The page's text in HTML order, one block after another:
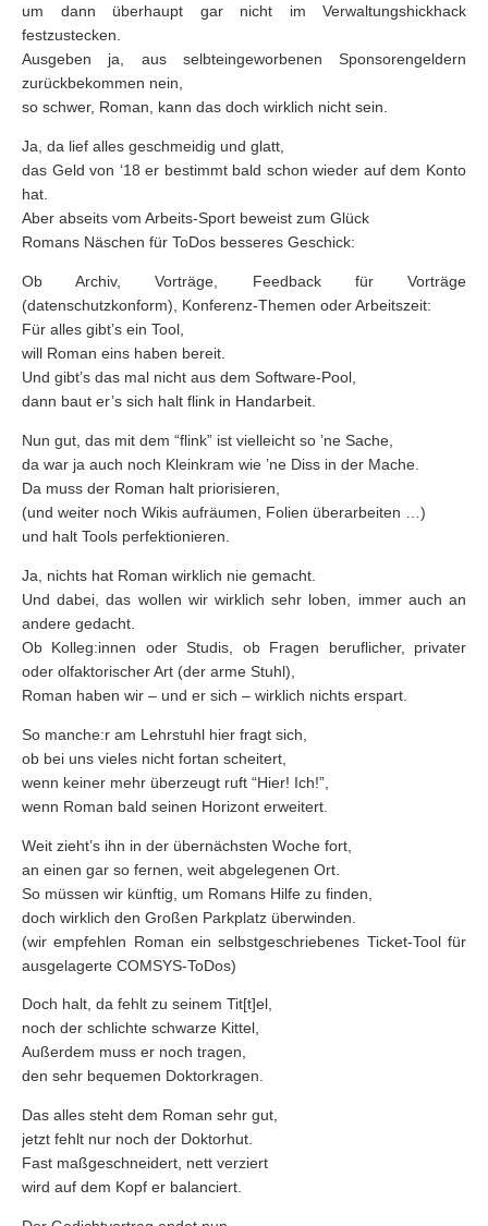
um dann überhaupt gar nicht im Verwaltungshickhack
festzustecken.
Ausgeben ja, aus selbteingeworbenen Sponsorengeldern
zurückbekommen nein,
so schwer, Roman, kann das doch wirklich nicht sein.
Ja, da lief alles geschmeidig und glatt,
das Geld von ‘18 er bestimmt bald schon wieder auf dem Konto
hat.
Aber abseits vom Arbeits-Sport beweist zum Glück
Romans Näschen für ToDos besseres Geschick:
Ob Archiv, Vorträge, Feedback für Vorträge
(datenschutzkonform), Konferenz-Themen oder Arbeitszeit:
Für alles gibt’s ein Tool,
will Roman eins haben bereit.
Und gibt’s das mal nicht aus dem Software-Pool,
dann baut er’s sich halt flink in Handarbeit.
Nun gut, das mit dem “flink” ist vielleicht so ’ne Sache,
da war ja auch noch Kleinkram wie ’ne Diss in der Mache.
Da muss der Roman halt priorisieren,
(und weiter noch Wikis aufräumen, Folien überarbeiten …)
und halt Tools perfektionieren.
Ja, nichts hat Roman wirklich nie gemacht.
Und dabei, das wollen wir wirklich sehr loben, immer auch an
andere gedacht.
Ob Kolleg:innen oder Studis, ob Fragen beruflicher, privater
oder olfaktorischer Art (der arme Stuhl),
Roman haben wir – und er sich – wirklich nichts erspart.
So manche:r am Lehrstuhl hier fragt sich,
ob bei uns vieles nicht fortan scheitert,
wenn keiner mehr überzeugt ruft “Hier! Ich!”,
wenn Roman bald seinen Horizont erweitert.
Weit zieht’s ihn in der übernächsten Woche fort,
an einen gar so fernen, weit abgelegenen Ort.
So müssen wir künftig, um Romans Hilfe zu finden,
doch wirklich den Großen Parkplatz überwinden.
(wir empfehlen Roman ein selbstgeschriebenes Ticket-Tool für
ausgelagerte COMSYS-ToDos)
Doch halt, da fehlt zu seinem Tit[t]el,
noch der schlichte schwarze Kittel,
Außerdem muss er noch tragen,
den sehr bequemen Doktorkragen.
Das alles steht dem Roman sehr gut,
jetzt fehlt nur noch der Doktorhut.
Fast maßgeschneidert, nett verziert
wird auf dem Kopf er balanciert.